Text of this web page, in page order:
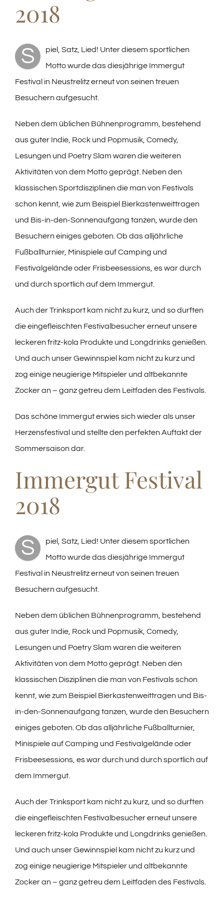
2018
S
piel, Satz, Lied! Unter diesem sportlichen
Motto wurde das diesjährige Immergut
Festival in Neustrelitz erneut von seinen treuen
Besuchern aufgesucht.
Neben dem üblichen Bühnenprogramm, bestehend
aus guter Indie, Rock und Popmusik, Comedy,
Lesungen und Poetry Slam waren die weiteren
Aktivitäten von dem Motto geprägt. Neben den
klassischen Sportdisziplinen die man von Festivals
schon kennt, wie zum Beispiel Bierkastenweittragen
und Bis-in-den-Sonnenaufgang tanzen, wurde den
Besuchern einiges geboten. Ob das alljährliche
Fußballturnier, Minispiele auf Camping und
Festivalgelände oder Frisbeesessions, es war durch
und durch sportlich auf dem Immergut.
Auch der Trinksport kam nicht zu kurz, und so durften
die eingefleischten Festivalbesucher erneut unsere
leckeren fritz-kola Produkte und Longdrinks genießen.
Und auch unser Gewinnspiel kam nicht zu kurz und
zog einige neugierige Mitspieler und altbekannte
Zocker an – ganz getreu dem Leitfaden des Festivals.
Das schöne Immergut erwies sich wieder als unser
Herzensfestival und stellte den perfekten Auftakt der
Sommersaison dar.
Immergut Festival
2018
S
piel, Satz, Lied! Unter diesem sportlichen
Motto wurde das diesjährige Immergut
Festival in Neustrelitz erneut von seinen treuen
Besuchern aufgesucht.
Neben dem üblichen Bühnenprogramm, bestehend
aus guter Indie, Rock und Popmusik, Comedy,
Lesungen und Poetry Slam waren die weiteren
Aktivitäten von dem Motto geprägt. Neben den
klassischen Disziplinen die man von Festivals schon
kennt, wie zum Beispiel Bierkastenweittragen und Bis-
in-den-Sonnenaufgang tanzen, wurde den Besuchern
einiges geboten. Ob das alljährliche Fußballturnier,
Minispiele auf Camping und Festivalgelände oder
Frisbeesessions, es war durch und durch sportlich auf
dem Immergut.
Auch der Trinksport kam nicht zu kurz, und so durften
die eingefleischten Festivalbesucher erneut unsere
leckeren fritz-kola Produkte und Longdrinks genießen.
Und auch unser Gewinnspiel kam nicht zu kurz und
zog einige neugierige Mitspieler und altbekannte
Zocker an – ganz getreu dem Leitfaden des Festivals.